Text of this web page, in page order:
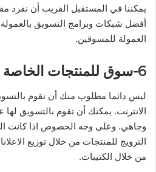
يمكننا في المستقبل القريب أن نفرد
أفضل شبكات وبرامج التسويق
العمولة للمسوقين.
6-سوق للمنتجات الخاصة بك بشكل وجاهي.
ليس دائما مطلوب منك أن تقوم
الانترنت. يمكنك أن تقوم بالتسويق
وجاهي. وعلى وجه الخصوص اذا كانت
الترويج للمنتجات من خلال توزيع
من خلال الكتيبات.